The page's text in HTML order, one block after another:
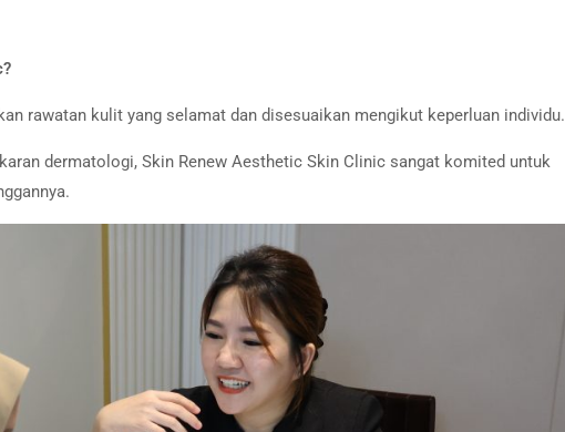
rawatan kulit yang selamat dan disesuaikan mengikut keperluan individu.
dermatologi, Skin Renew Aesthetic Skin Clinic sangat komited untuk